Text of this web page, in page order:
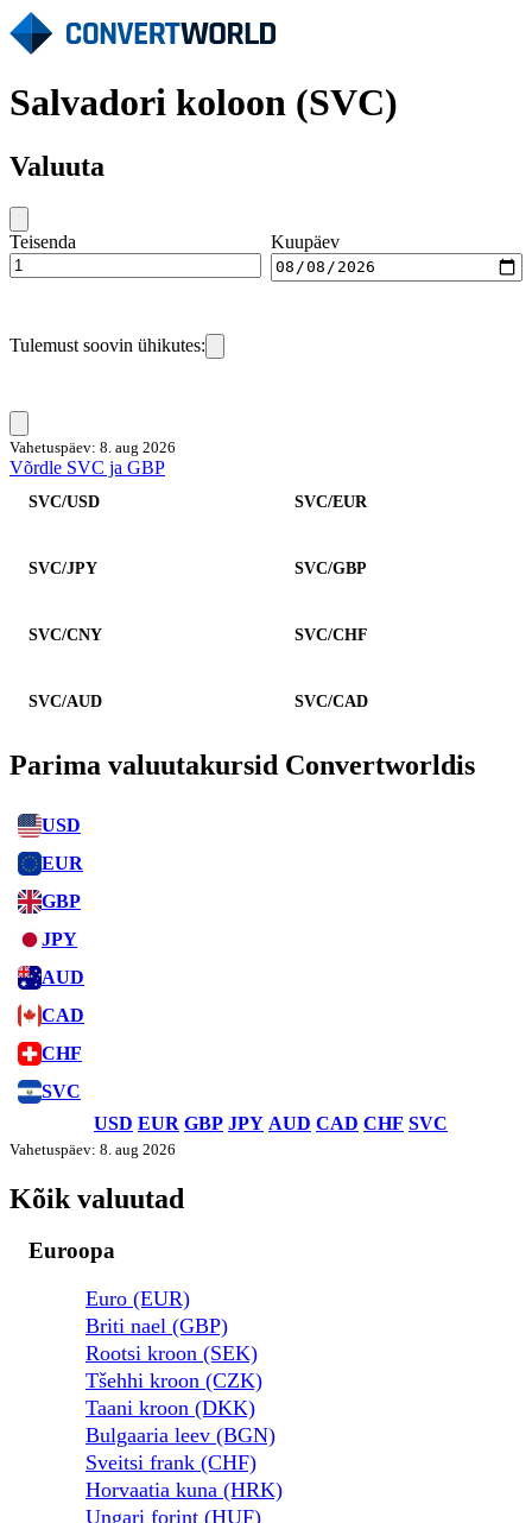
Salvadori koloon (SVC)
Valuuta
Teisenda Kuupäev
Tulemust soovin ühikutes:
Vahetuspäev: 8. aug 2026
Võrdle SVC ja GBP
SVC/USD SVC/EUR
SVC/JPY SVC/GBP
SVC/CNY SVC/CHF
SVC/AUD SVC/CAD
Parima valuutakursid Convertworldis
USD
EUR
GBP
JPY
AUD
CAD
CHF
SVC
USD EUR GBP JPY AUD CAD CHF SVC
Vahetuspäev: 8. aug 2026
Kõik valuutad
Euroopa
Euro (EUR)
Briti nael (GBP)
Rootsi kroon (SEK)
Tšehhi kroon (CZK)
Taani kroon (DKK)
Bulgaaria leev (BGN)
Sveitsi frank (CHF)
Horvaatia kuna (HRK)
Ungari forint (HUF)